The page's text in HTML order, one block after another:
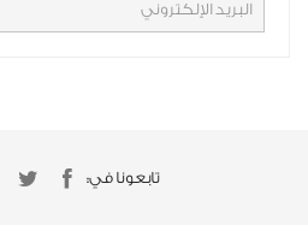
تابعونا في: